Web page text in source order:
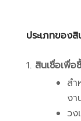
ประเภทของ
สินเชื่อเพื่
สำ
งา
วง